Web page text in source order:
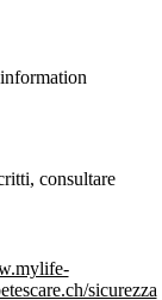
information
consultare
sicurezza